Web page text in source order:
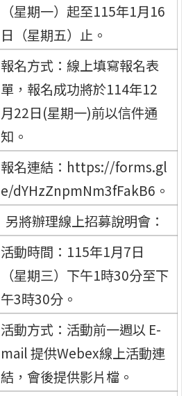
（星期一）起至115年1月16
日（星期五）止。
報名方式：線上填寫報名表
單，報名成功將於114年12
月22日(星期一)前以信件通
知。
報名連結：https://forms.gl
e/dYHzZnpmNm3fFakB6。
另將辦理線上招募說明會：
活動時間：115年1月7日
（星期三）下午1時30分至下
午3時30分。
活動方式：活動前一週以 E-
mail 提供Webex線上活動連
結，會後提供影片檔。